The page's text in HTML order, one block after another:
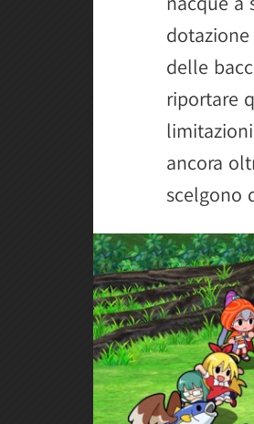
delle
riportare
ancora
scelgono